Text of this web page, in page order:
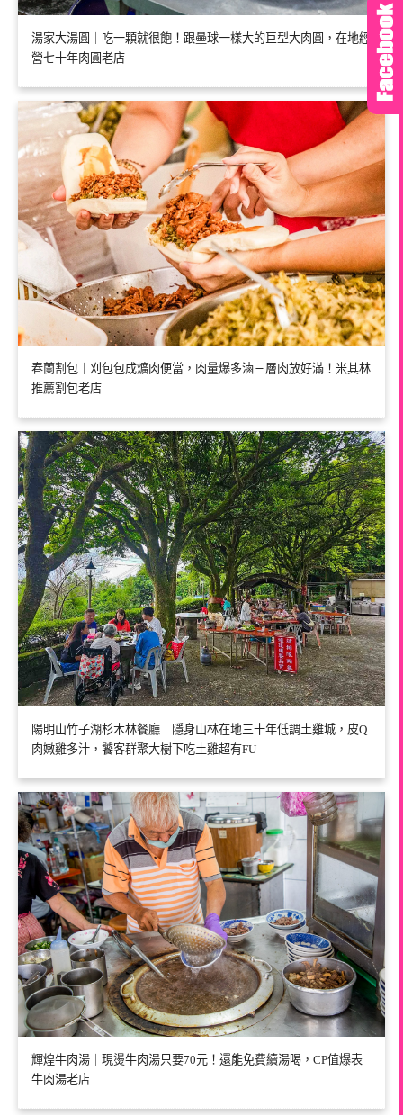
湯家大湯圓｜吃一顆就很飽！跟壘球一樣大的巨型大肉圓，在地經
營七十年肉圓老店
春蘭割包｜刈包包成爌肉便當，肉量爆多滷三層肉放好滿！米其林
推薦割包老店
陽明山竹子湖杉木林餐廳｜隱身山林在地三十年低調土雞城，皮Q
肉嫩雞多汁，饕客群聚大樹下吃土雞超有FU
輝煌牛肉湯｜現燙牛肉湯只要70元！還能免費續湯喝，CP值爆表
牛肉湯老店